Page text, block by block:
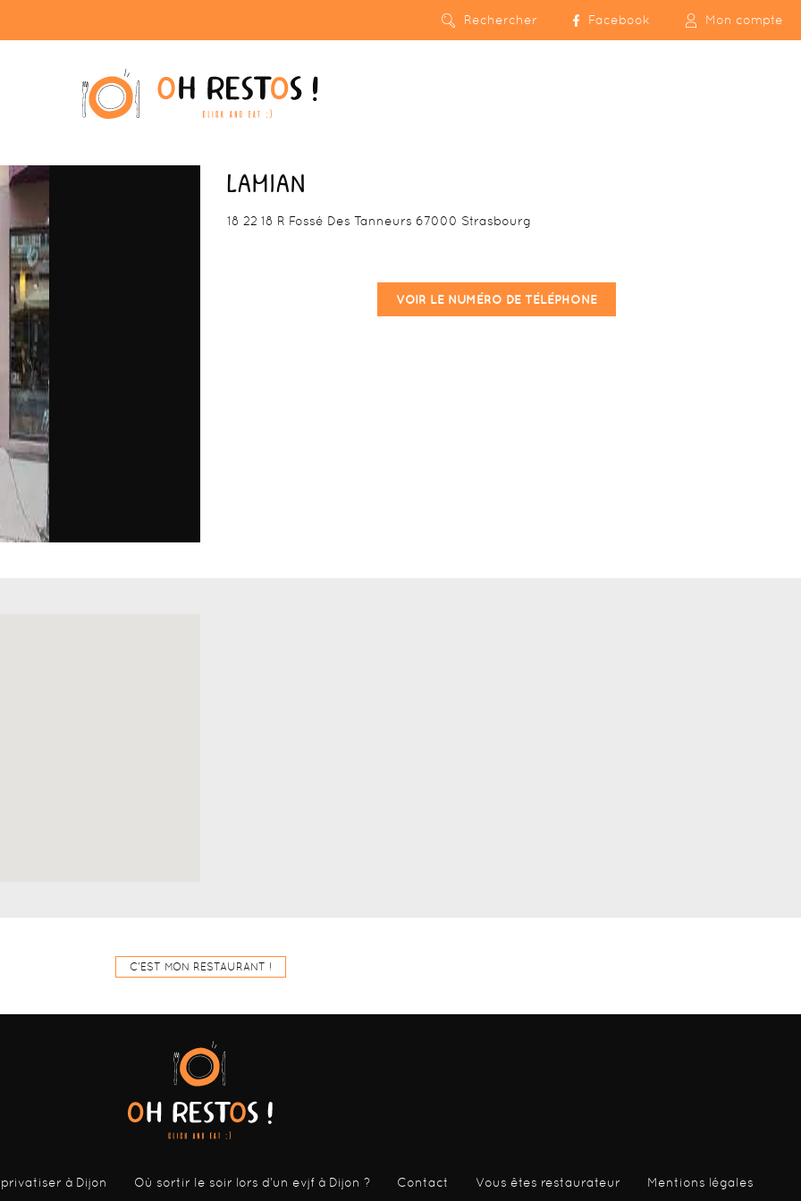
Rechercher Facebook Mon compte
LAMIAN
18 22 18 R Fossé Des Tanneurs 67000 Strasbourg
VOIR LE NUMÉRO DE TÉLÉPHONE
C'EST MON RESTAURANT !
à Dijon Où sortir le soir lors d’un evjf à Dijon ? Contact Vous êtes restaurateur Mentions légales